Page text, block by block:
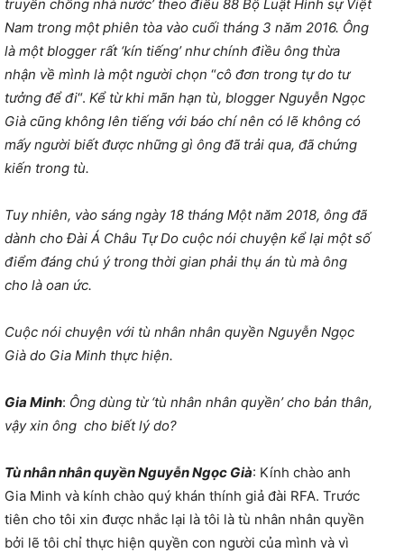
truyền chống nhà nước’ theo điều 88 Bộ Luật Hình sự Việt
Nam trong một phiên tòa vào cuối tháng 3 năm 2016. Ông
là một blogger rất ‘kín tiếng’ như chính điều ông thừa
nhận về mình là một người chọn “cô đơn trong tự do tư
tưởng để đi“. Kể từ khi mãn hạn tù, blogger Nguyễn Ngọc
Già cũng không lên tiếng với báo chí nên có lẽ không có
mấy người biết được những gì ông đã trải qua, đã chứng
kiến trong tù.
Tuy nhiên, vào sáng ngày 18 tháng Một năm 2018, ông đã
dành cho Đài Á Châu Tự Do cuộc nói chuyện kể lại một số
điểm đáng chú ý trong thời gian phải thụ án tù mà ông
cho là oan ức.
Cuộc nói chuyện với tù nhân nhân quyền Nguyễn Ngọc
Già do Gia Minh thực hiện.
Gia Minh: Ông dùng từ ‘tù nhân nhân quyền’ cho bản thân,
vậy xin ông cho biết lý do?
Tù nhân nhân quyền Nguyễn Ngọc Già: Kính chào anh
Gia Minh và kính chào quý khán thính giả đài RFA. Trước
tiên cho tôi xin được nhắc lại là tôi là tù nhân nhân quyền
bởi lẽ tôi chỉ thực hiện quyền con người của mình và vì